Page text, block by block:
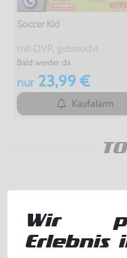
Soccer Kid
Bald wieder da
nur23,99 €
Kaufalarm
Wir
Erlebnis